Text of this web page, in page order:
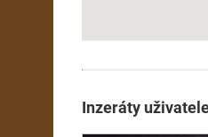
Inzeráty